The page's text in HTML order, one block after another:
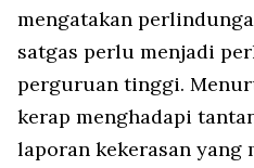
mengatakan
satgas perlu menjadi
perguruan tinggi.
kerap menghadapi
laporan kekerasan yang